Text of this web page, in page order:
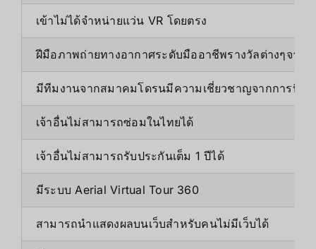
เข้าไม่ได้จำหน่ายแว่น VR โดยตรง
ฝีมือภาพถ่ายทางอากาศระดับมืออาชีพรางวัลต่างๆจากต่
มีทีมงานจากสมาคมโดรนมีความเชี่ยวชาญจากการบิน
เจ้าอื่นไม่สามารถซ่อมในไทยได้
เจ้าอื่นไม่สามารถรับประกันเต็ม 1 ปีได้
มีระบบ Aerial Virtual Tour 360
สามารถนำแสดงผลบนเว็บสำหรับคนไม่มีเว็บได้